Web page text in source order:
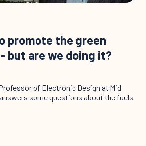
promote the green
but are we doing it?
of Electronic Design at Mid
some questions about the fuels